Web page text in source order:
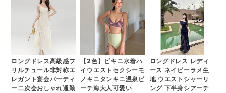
ロングドレス高級感フ
リルチュール非対称エ
レガント宴会パーティ
ー二次会おしゃれ通勤
【2色】ビキニ水着ハ
イウエストセクシーモ
ノキニタンキニ温泉ビ
ーチ海大人可愛い
ロングドレス レディ
ース ネイビーラメ生
地 ウエストシャーリ
ング 下半身シアーチ